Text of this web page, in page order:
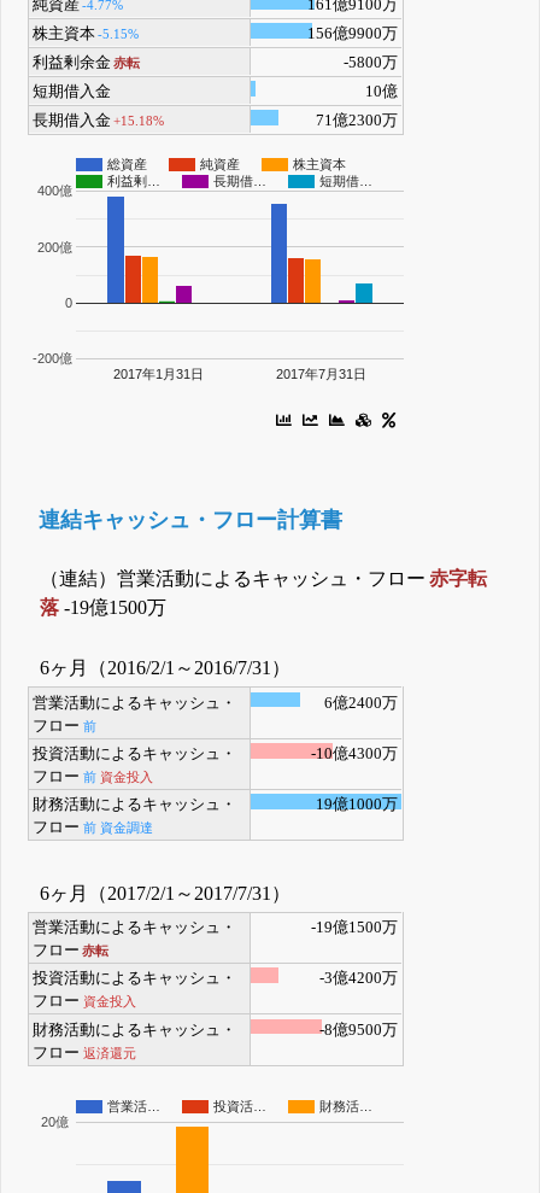
純資産-4.77%
161億9100万
株主資本-5.15%
156億9900万
利益剰余金赤転
-5800万
短期借入金
10億
長期借入金+15.18% 71億2300万
総資産 純資産
株主資本
利益剰…
長期借… 短期借…
2017年1月31日 2017年7月31日
-200億
0
200億
400億
連結キャッシュ・フロー計算書
（連結）営業活動によるキャッシュ・フロー 赤字転
落 -19億1500万
6ヶ月（2016/2/1～2016/7/31）
営業活動によるキャッシュ・
フロー 前
6億2400万
投資活動によるキャッシュ・
フロー 前 資金投入
-10億4300万
財務活動によるキャッシュ・
フロー 前 資金調達
19億1000万
6ヶ月（2017/2/1～2017/7/31）
営業活動によるキャッシュ・
フロー 赤転
-19億1500万
投資活動によるキャッシュ・
フロー 資金投入
-3億4200万
財務活動によるキャッシュ・
フロー 返済還元
-8億9500万
営業活… 投資活…
財務活…
20億